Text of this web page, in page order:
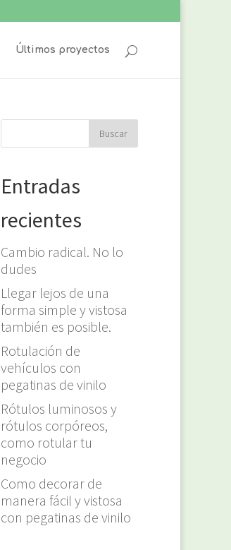
Últimos proyectos
Entradas
recientes
Cambio radical. No lo
dudes
Llegar lejos de una
forma simple y vistosa
también es posible.
Rotulación de
vehículos con
pegatinas de vinilo
Rótulos luminosos y
rótulos corpóreos,
como rotular tu
negocio
Como decorar de
manera fácil y vistosa
con pegatinas de vinilo